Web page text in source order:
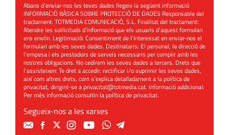
Abans d’enviar-nos les teves dades llegeix la següent informació
INFORMACIÓ BÀSICA SOBRE PROTECCIÓ DE DADES Responsable del
tractament: TOTMEDIA COMUNICACIÓ, S.L. Finalitat del tractament:
Atendre les sol·licituds d’informació que els usuaris d’aquest formulari
ens enviïn. Legitimació: Consentiment de l’interessat en enviar-nos el
formulari amb les seves dades. Destinataris: El personal, la direcció de
l’empesa i els prestadors de serveis necessaris per complir amb les
nostres obligacions. No cedirem les seves dades a tercers. Drets que
l’assisteixen: Te dret a accedir, rectificar i/o suprimir les seves dades,
així com altres drets, com s’explica detalladament a la política de
privacitat, dirigint-se aprivacitat@totmedia.cat. Informació addicional:
Per més informació consultin lapolítica de privacitat.
Segueix-nos a les xarxes